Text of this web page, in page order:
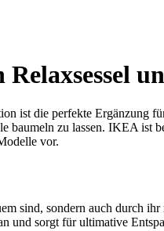
ist die perfekte Ergänzung
baumeln zu lassen. IKEA
vor.
sind, sondern auch durch
und sorgt für ultimative